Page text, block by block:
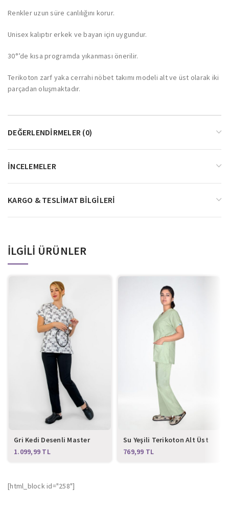
Renkler uzun süre canlılığını korur.
Unisex kalıptır erkek ve bayan için uygundur.
30°’de kısa programda yıkanması önerilir.
Terikoton zarf yaka cerrahi nöbet takımı modeli alt ve üst olarak iki
parçadan oluşmaktadır.
DEĞERLENDIRMELER (0)
İNCELEMELER
KARGO & TESLIMAT BILGILERI
İLGILI ÜRÜNLER
Gri Kedi Desenli Master
Likra Alt Üst Takım
TL
Su Yeşili Terikoton Alt Üst
Takım TL
[html_block id="258"]